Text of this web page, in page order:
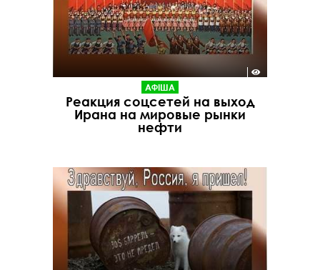
АФІША
Реакция соцсетей на выход
Ирана на мировые рынки
нефти